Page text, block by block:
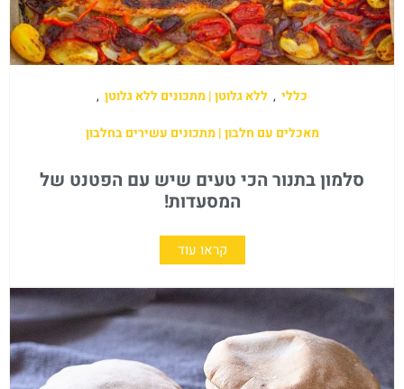
כללי , ללא גלוטן | מתכונים ללא גלוטן ,
מאכלים עם חלבון | מתכונים עשירים בחלבון
סלמון בתנור הכי טעים שיש עם הפטנט של
המסעדות!
קראו עוד